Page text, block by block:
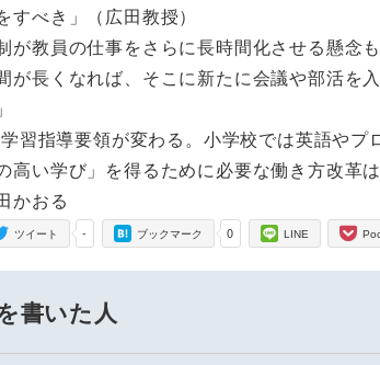
すべき」（広田教授）
教員の仕事をさらに長時間化させる懸念
が長くなれば、そこに新たに会議や部活
習指導要領が変わる。小学校では英語や
高い学び」を得るために必要な働き方改革
かおる
-
ツイート 0
ブックマーク LINE
書いた人